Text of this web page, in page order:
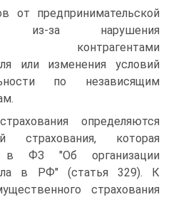
от предпринимательской
из-за нарушения
контрагентами
или изменения условий
по независящим
определяются
страхования, которая
в ФЗ "Об организации
в РФ" (статья 329). К
страхования